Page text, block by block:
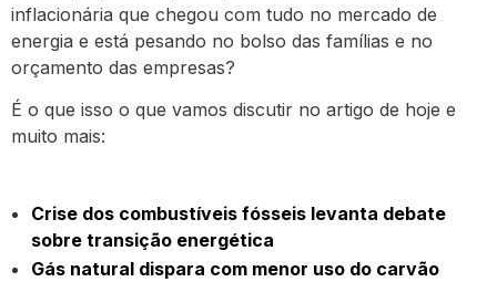
inflacionária que chegou com tudo no mercado de
energia e está pesando no bolso das famílias e no
orçamento das empresas?
É o que isso o que vamos discutir no artigo de hoje e
muito mais:
Crise dos combustíveis fósseis levanta debate
sobre transição energética
Gás natural dispara com menor uso do carvão